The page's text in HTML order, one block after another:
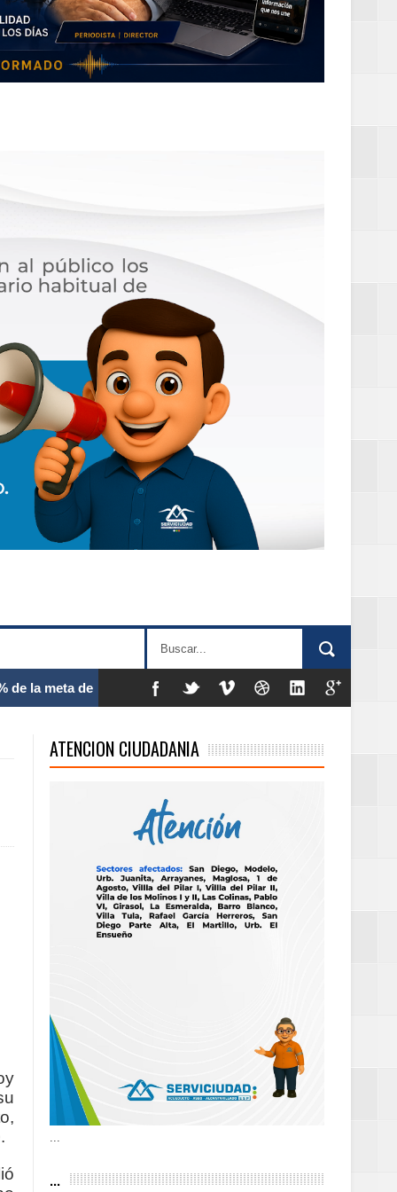
violencias
por la
sin
Gobierno de
de la Mujer
ATENCION CIUDADANIA
...